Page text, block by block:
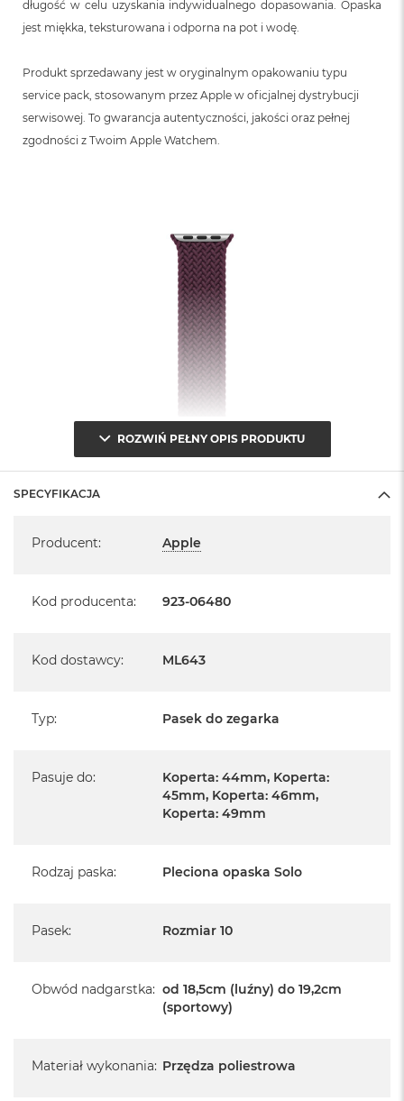
długość w celu uzyskania indywidualnego dopasowania. Opaska
jest miękka, teksturowana i odporna na pot i wodę.
Produkt sprzedawany jest w oryginalnym opakowaniu typu
service pack, stosowanym przez Apple w oficjalnej dystrybucji
serwisowej. To gwarancja autentyczności, jakości oraz pełnej
zgodności z Twoim Apple Watchem.
ROZWIŃ PEŁNY OPIS PRODUKTU
SPECYFIKACJA
Producent: Apple
Kod producenta: 923-06480
Kod dostawcy: ML643
Typ: Pasek do zegarka
Pasuje do:
Koperta: 44mm, Koperta:
45mm, Koperta: 46mm,
Koperta: 49mm
Rodzaj paska: Pleciona opaska Solo
Pasek: Rozmiar 10
Obwód nadgarstka: od 18,5cm (luźny) do 19,2cm
(sportowy)
Materiał wykonania: Przędza poliestrowa